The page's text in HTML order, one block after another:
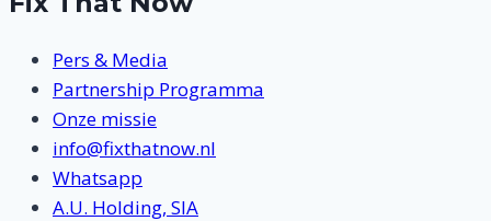
Pers & Media
Partnership Programma
Onze missie
info@fixthatnow.nl
Whatsapp
A.U. Holding, SIA